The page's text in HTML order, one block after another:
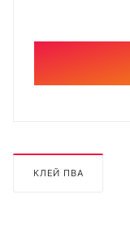
КЛЕЙ ПВА